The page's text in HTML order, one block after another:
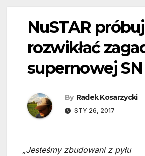
NuSTAR
rozwikłać
supernowej SN
By Radek Kosarzycki
STY 26, 2017
„Jesteśmy zbudowani z pyłu